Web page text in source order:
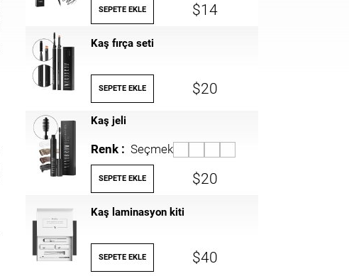
SEPETE EKLE $14
Kaş fırça seti
SEPETE EKLE $20
Kaş jeli
Renk : Seçmek
SEPETE EKLE $20
Kaş laminasyon kiti
SEPETE EKLE $40